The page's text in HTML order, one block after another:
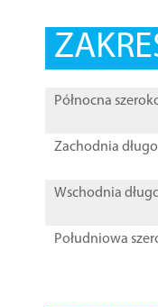
Północna
Zachodnia
Wschodnia
Południowa